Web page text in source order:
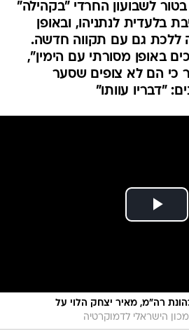
לשבועון החרדי "בקהילה"
בלעדית לנתניהו, ובאופן
ללכת גם עם תקווה חדשה.
באופן מסורתי עם הימין",
כי הם לא צופים שסער
"דבריו עוותו"
רה"מ, מאיר יצחק הלוי על
הישראלי לדמוקרטיה